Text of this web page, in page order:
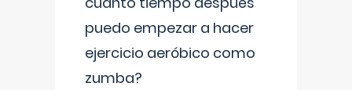
puedo empezar a hacer
ejercicio aeróbico como
zumba?